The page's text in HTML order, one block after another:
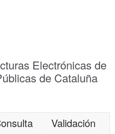
Electrónicas de
de Cataluña
Validación